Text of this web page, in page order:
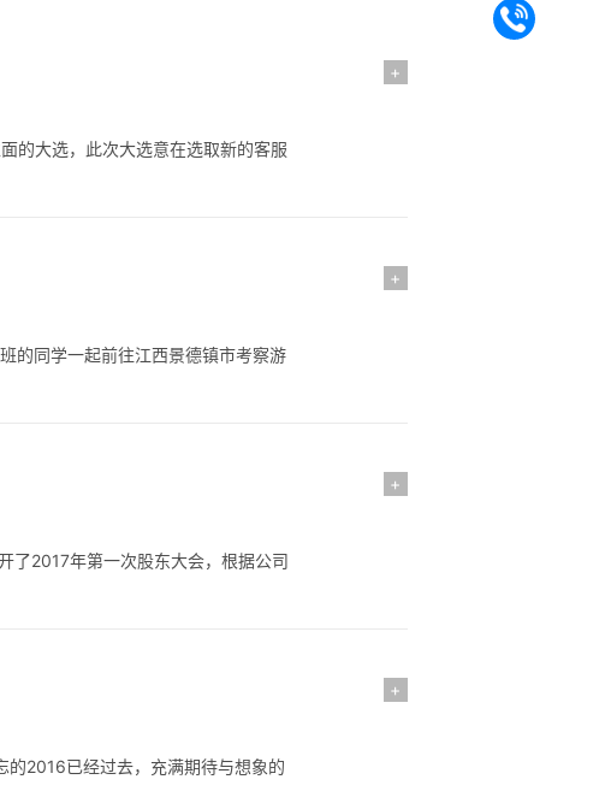
+
的大选，此次大选意在选取新的客服
+
的同学一起前往江西景德镇市考察游
+
了2017年第一次股东大会，根据公司
+
的2016已经过去，充满期待与想象的